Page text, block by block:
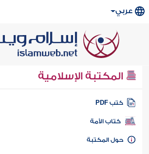
عربي
المكتبة الإسلامية
كتب PDF
كتاب الأمة